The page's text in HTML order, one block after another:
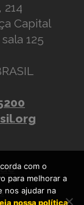
214
Capital
125
com o
para melhorar a
nos ajudar na
nossa política